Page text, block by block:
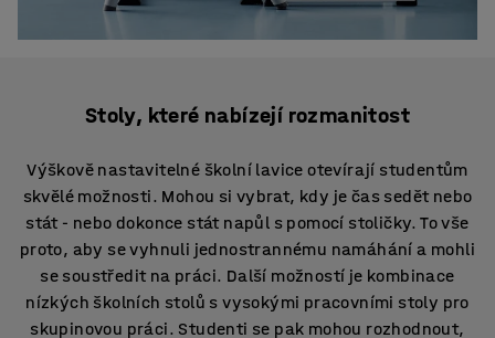
Stoly, které nabízejí rozmanitost
Výškově nastavitelné školní lavice otevírají studentům
skvělé možnosti. Mohou si vybrat, kdy je čas sedět nebo
stát - nebo dokonce stát napůl s pomocí stoličky. To vše
proto, aby se vyhnuli jednostrannému namáhání a mohli
se soustředit na práci. Další možností je kombinace
nízkých školních stolů s vysokými pracovními stoly pro
skupinovou práci. Studenti se pak mohou rozhodnout,